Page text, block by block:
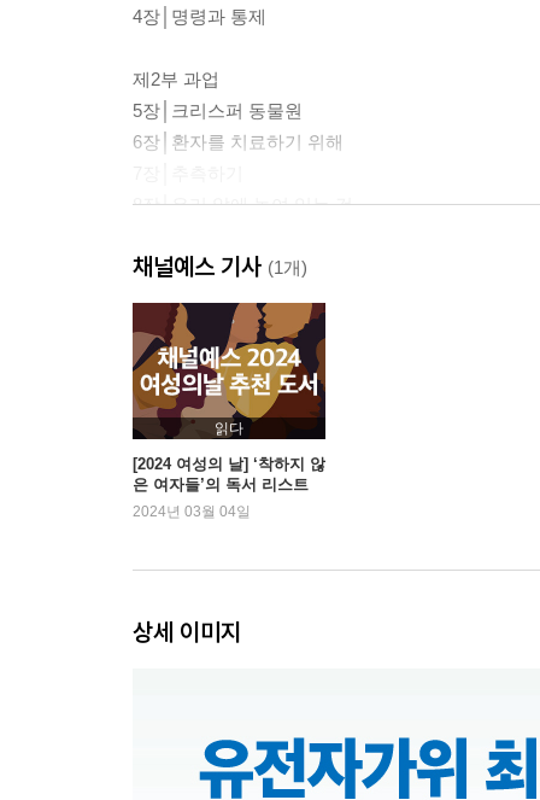
4장│명령과 통제
제2부 과업
5장│크리스퍼 동물원
6장│환자를 치료하기 위해
8장│우리 앞에 놓여 있는 것
에필로그│시작
감사의 말
옮긴이의 말
주
찾아보기
채널예스 기사 (1개)
읽다
[2024 여성의 날] ‘착하지 않
은 여자들’의 독서 리스트
2024년 03월 04일
상세 이미지